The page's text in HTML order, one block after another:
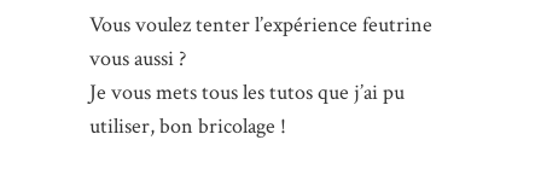
Vous voulez tenter l’expérience feutrine
vous aussi ?
Je vous mets tous les tutos que j’ai pu
utiliser, bon bricolage !